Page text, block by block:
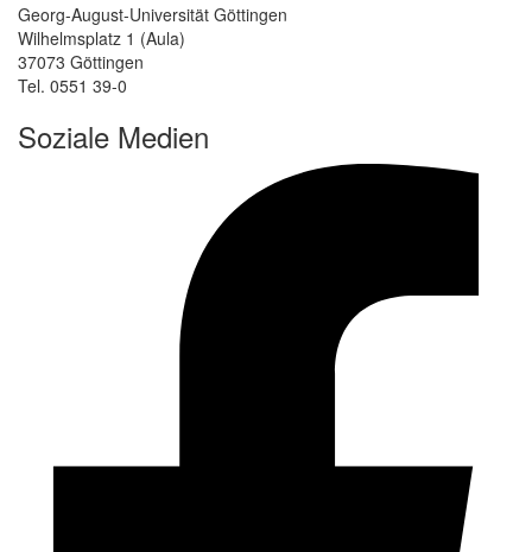
Georg-August-Universität Göttingen
Wilhelmsplatz 1 (Aula)
37073 Göttingen
Tel. 0551 39-0
Soziale Medien